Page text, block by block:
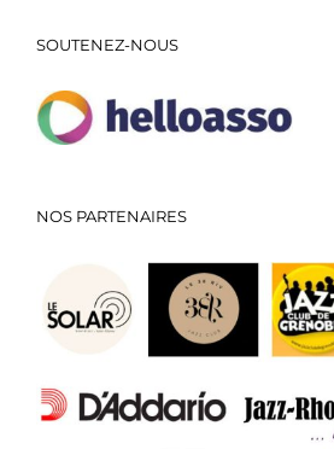
SOUTENEZ-NOUS
NOS PARTENAIRES